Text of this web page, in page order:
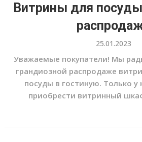
Витрины для
25.01.2023
Уважаемые покупатели! Мы
грандиозной распродаже
посуды в гостиную. Только
приобрести витринный